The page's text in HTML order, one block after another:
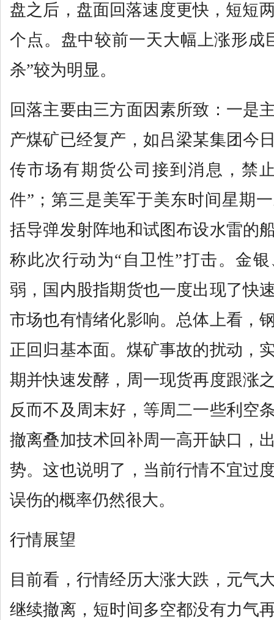
盘之后，盘面回落速度更快，短短
个点。盘中较前一天大幅上涨形成
杀”较为明显。
回落主要由三方面因素所致：一是
产煤矿已经复产，如吕梁某集团今
传市场有期货公司接到消息，禁
件”；第三是美军于美东时间星期
括导弹发射阵地和试图布设水雷的
称此次行动为“自卫性”打击。金
弱，国内股指期货也一度出现了快
市场也有情绪化影响。总体上看，
正回归基本面。煤矿事故的扰动，
期并快速发酵，周一现货再度跟涨
反而不及周末好，等周二一些利空
撤离叠加技术回补周一高开缺口，
势。这也说明了，当前行情不宜过
误伤的概率仍然很大。
行情展望
目前看，行情经历大涨大跌，元气
继续撤离，短时间多空都没有力气